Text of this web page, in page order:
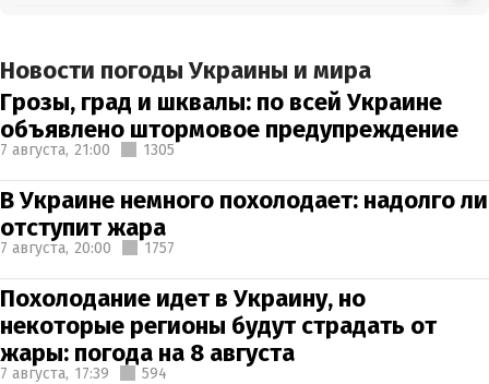
Новости погоды Украины и мира
Грозы, град и шквалы: по всей Украине
объявлено штормовое предупреждение
7 августа, 21:00 1305
В Украине немного похолодает: надолго ли
отступит жара
7 августа, 20:00 1757
Похолодание идет в Украину, но
некоторые регионы будут страдать от
жары: погода на 8 августа
7 августа, 17:39 594